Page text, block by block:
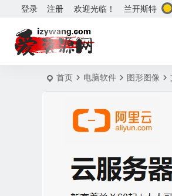
欢迎光临！
登录 注册 兰开斯特
首页 电脑软件 图形图像